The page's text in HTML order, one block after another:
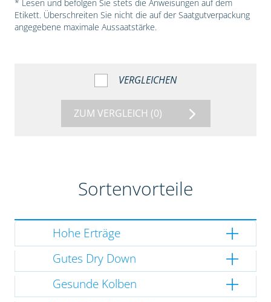
* Lesen und befolgen Sie stets die Anweisungen auf dem
Etikett. Überschreiten Sie nicht die auf der Saatgutverpackung
angegebene maximale Aussaatstärke.
VERGLEICHEN
ZUM VERGLEICH (0)
Sortenvorteile
Hohe Erträge
Gutes Dry Down
Gesunde Kolben